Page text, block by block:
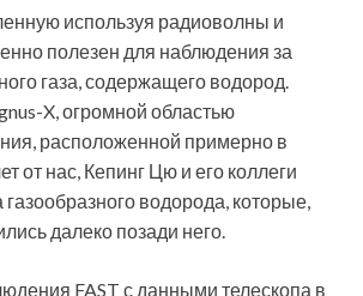
используя радиоволны и
полезен для наблюдения за
газа, содержащего водород.
X, огромной областью
расположенной примерно в
от нас, Кепинг Цю и его коллеги
газообразного водорода, которые,
далеко позади него.
FAST с данными телескопа в